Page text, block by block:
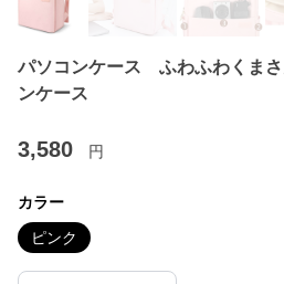
パソコンケース ふわふわくまさ
ンケース
3,580 円
カラー
ピンク